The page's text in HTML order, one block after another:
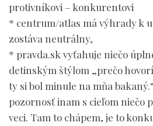
protivníkovi – konkurentovi
* centrum/atlas má výhrady k
zostáva neutrálny,
* pravda.sk vyťahuje niečo
detinským štýlom „prečo
ty si bol minule na mňa
pozornosť inam s cieľom niečo
veci. Tam to chápem, je to